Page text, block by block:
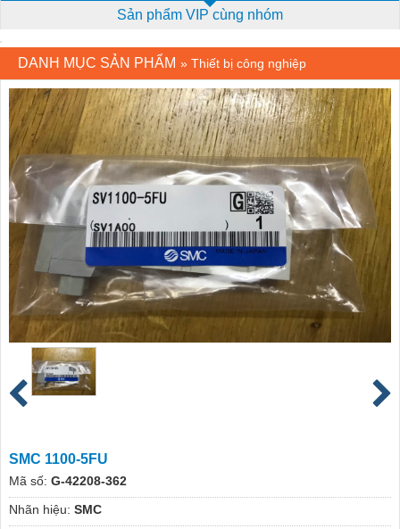
Sản phẩm VIP cùng nhóm
DANH MỤC SẢN PHẨM » Thiết bị công nghiệp
SMC 1100-5FU
Mã số: G-42208-362
Nhãn hiệu: SMC